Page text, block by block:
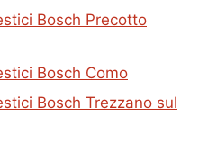
Bosch Precotto
Bosch Como
Bosch Trezzano sul